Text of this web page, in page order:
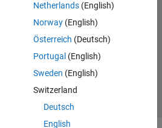
Netherlands(English)
Norway(English)
Österreich (Deutsch)
Portugal (English)
Sweden (English)
Switzerland
Deutsch
English
Datenschutz-Richtlinien
Status von Anwendungen
Inc.
Website auswählen
Deutschland